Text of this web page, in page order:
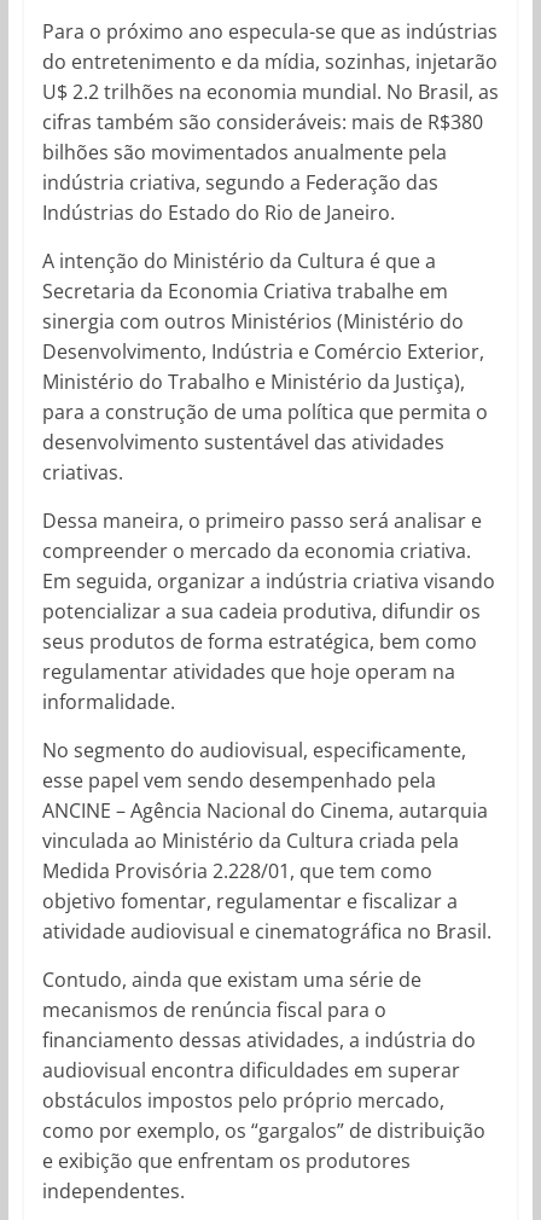
Para o próximo ano especula-se que as indústrias
do entretenimento e da mídia, sozinhas, injetarão
U$ 2.2 trilhões na economia mundial. No Brasil, as
cifras também são consideráveis: mais de R$380
bilhões são movimentados anualmente pela
indústria criativa, segundo a Federação das
Indústrias do Estado do Rio de Janeiro.
A intenção do Ministério da Cultura é que a
Secretaria da Economia Criativa trabalhe em
sinergia com outros Ministérios (Ministério do
Desenvolvimento, Indústria e Comércio Exterior,
Ministério do Trabalho e Ministério da Justiça),
para a construção de uma política que permita o
desenvolvimento sustentável das atividades
criativas.
Dessa maneira, o primeiro passo será analisar e
compreender o mercado da economia criativa.
Em seguida, organizar a indústria criativa visando
potencializar a sua cadeia produtiva, difundir os
seus produtos de forma estratégica, bem como
regulamentar atividades que hoje operam na
informalidade.
No segmento do audiovisual, especificamente,
esse papel vem sendo desempenhado pela
ANCINE – Agência Nacional do Cinema, autarquia
vinculada ao Ministério da Cultura criada pela
Medida Provisória 2.228/01, que tem como
objetivo fomentar, regulamentar e fiscalizar a
atividade audiovisual e cinematográfica no Brasil.
Contudo, ainda que existam uma série de
mecanismos de renúncia fiscal para o
financiamento dessas atividades, a indústria do
audiovisual encontra dificuldades em superar
obstáculos impostos pelo próprio mercado,
como por exemplo, os “gargalos” de distribuição
e exibição que enfrentam os produtores
independentes.